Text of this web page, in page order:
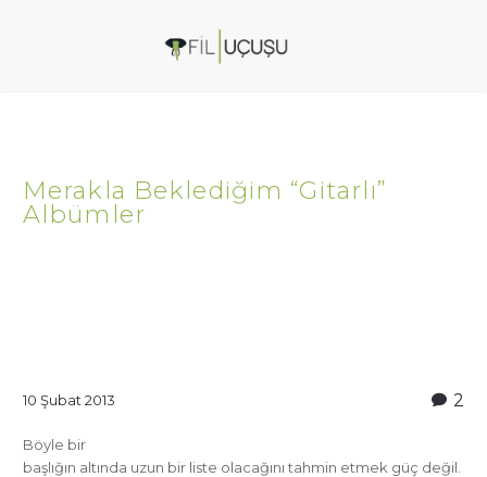
Merakla Beklediğim “Gitarlı”
Albümler
2
10 Şubat 2013
Böyle bir
başlığın altında uzun bir liste olacağını tahmin etmek güç değil.